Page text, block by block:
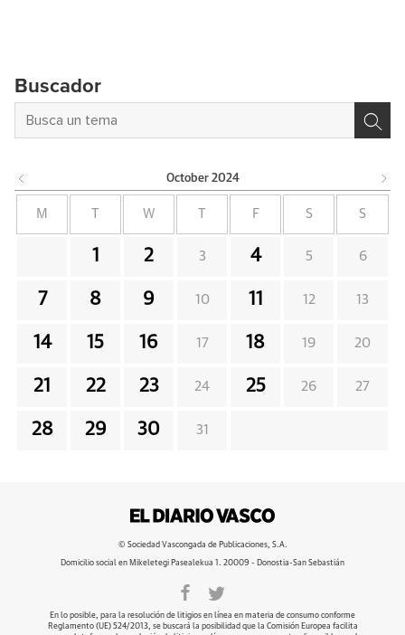
Buscador
October 2024
M W F S S
1 2 3 4 5 6
7 8 9 10 11 12 13
14 15 16 17 18 19 20
21 22 23 24 25 26 27
28 29 30 31
© Sociedad Vascongada de Publicaciones, S.A.
Domicilio social en Mikeletegi Pasealekua 1. 20009 - Donostia-San Sebastián
En lo posible, para la resolución de litigios en línea en materia de consumo conforme
Reglamento (UE) 524/2013, se buscará la posibilidad que la Comisión Europea facilita